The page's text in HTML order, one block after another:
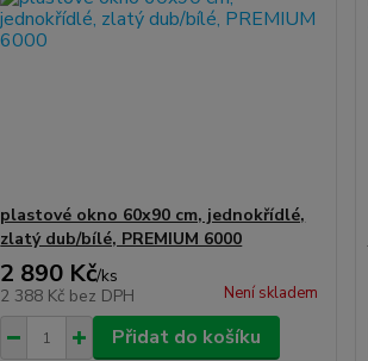
plastové okno 60x90 cm, jednokřídlé,
zlatý dub/bílé, PREMIUM 6000
2 890 Kč/ks
2 388 Kč bez DPH Není skladem
Přidat do košíku